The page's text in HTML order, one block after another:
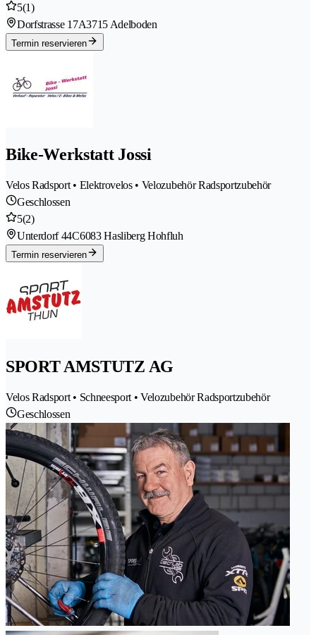
5(1)
Dorfstrasse 17A3715 Adelboden
Termin reservieren
Bike-Werkstatt Jossi
Velos Radsport • Elektrovelos • Velozubehör Radsportzubehör
Geschlossen
5(2)
Unterdorf 44C6083 Hasliberg Hohfluh
Termin reservieren
SPORT AMSTUTZ AG
Velos Radsport • Schneesport • Velozubehör Radsportzubehör
Geschlossen